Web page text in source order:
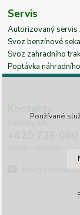
Servis
Autorizovaný servis
Svoz benzínové
Svoz zahradního
Poptávka
Používané